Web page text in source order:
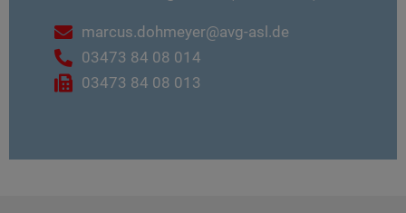
marcus.dohmeyer@avg-asl.de
03473 84 08 014
03473 84 08 013